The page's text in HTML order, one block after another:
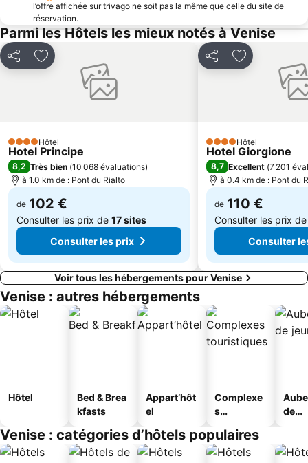
Théâtre La Fenice
Rosolina Mare
Mostra de Venise
Giudecca
Venice Simplon Orient Express
Arsenal de Venise
Campo San Polo
Centro Storico
Calle Larga XXII Marzo
Campo Santo Stefano
l’offre affichée sur trivago ne soit pas la même que celle du site de
réservation.
Parmi les Hôtels les mieux notés à Venise
PartagerAjouter à mes favoris
4 ÉtoilesHôtel
Hotel Principe
8,2 Très bien (10 068 évaluations)
à 1.0 km de : Pont du Rialto
de 102 €
Consulter les prix de 17 sites
Consulter les prix
PartagerAjouter à
4 ÉtoilesHôtel
Hotel Giorgione
8,7 Excellent (7 201
à 0.4 km de : Pont du
de 110 €
Consulter les prix
Consulter
Voir tous les hébergements pour Venise
Venise : autres hébergements
Hôtel
Bed & Brea
kfasts
Appart’hôt
el
Complexe
s
s
de
Venise : catégories d’hôtels populaires